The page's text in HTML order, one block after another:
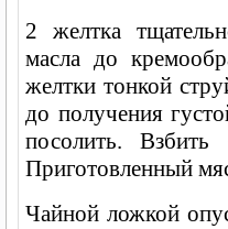
2 желтка
масла до
желтки тонкой
до получения
посолить.
Приготовленный
Чайной ложкой